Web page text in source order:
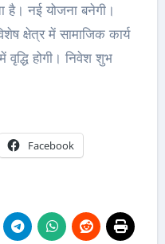
है। नई योजना बनेगी।
क्षेत्र में सामाजिक कार्य
वृद्धि होगी। निवेश शुभ
Facebook